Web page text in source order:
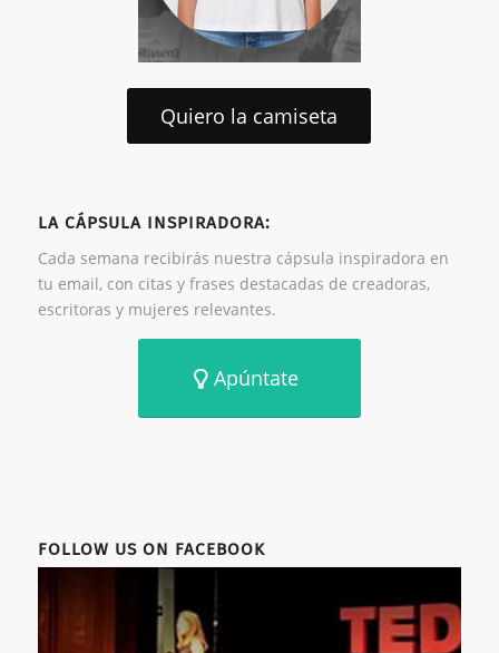
Quiero la camiseta
LA CÁPSULA INSPIRADORA:
Cada semana recibirás nuestra cápsula inspiradora en
tu email, con citas y frases destacadas de creadoras,
escritoras y mujeres relevantes.
Apúntate
FOLLOW US ON FACEBOOK